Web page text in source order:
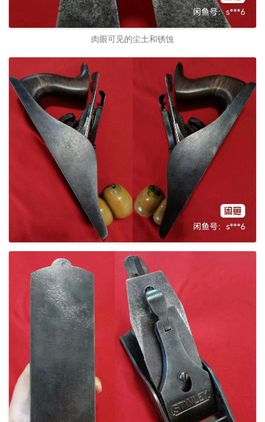
肉眼可见的尘土和锈蚀